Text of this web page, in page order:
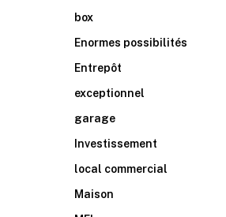
box
Enormes possibilités
Entrepôt
exceptionnel
garage
Investissement
local commercial
Maison